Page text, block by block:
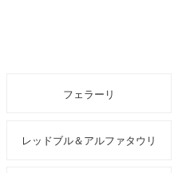
フェラーリ
レッドブル＆アルファタウリ